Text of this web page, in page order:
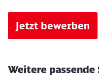
Jetzt bewerben
Weitere passende